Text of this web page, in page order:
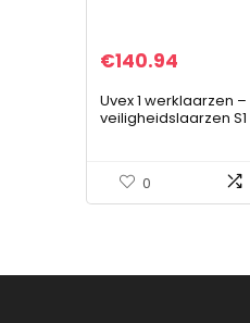
€140.94
Uvex 1 werklaarzen –
veiligheidslaarzen S1
0